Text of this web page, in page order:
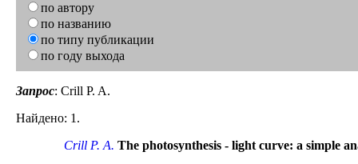
по автору
по названию
по типу публикации
по году выхода
Запрос: Crill P. A.
Найдено: 1.
Crill P. A. The photosynthesis - light curve: a simple